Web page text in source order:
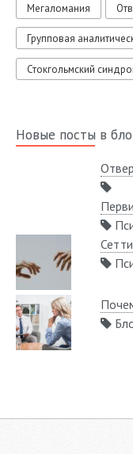
Мегаломания
Групповая
Стокгольмский
Новые посты в